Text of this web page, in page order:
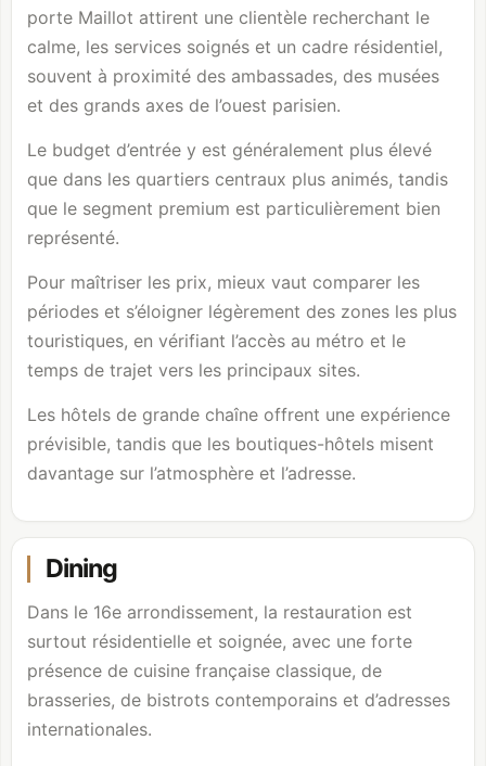
porte Maillot attirent une clientèle recherchant le
calme, les services soignés et un cadre résidentiel,
souvent à proximité des ambassades, des musées
et des grands axes de l’ouest parisien.
Le budget d’entrée y est généralement plus élevé
que dans les quartiers centraux plus animés, tandis
que le segment premium est particulièrement bien
représenté.
Pour maîtriser les prix, mieux vaut comparer les
périodes et s’éloigner légèrement des zones les plus
touristiques, en vérifiant l’accès au métro et le
temps de trajet vers les principaux sites.
Les hôtels de grande chaîne offrent une expérience
prévisible, tandis que les boutiques-hôtels misent
davantage sur l’atmosphère et l’adresse.
Dining
Dans le 16e arrondissement, la restauration est
surtout résidentielle et soignée, avec une forte
présence de cuisine française classique, de
brasseries, de bistrots contemporains et d’adresses
internationales.